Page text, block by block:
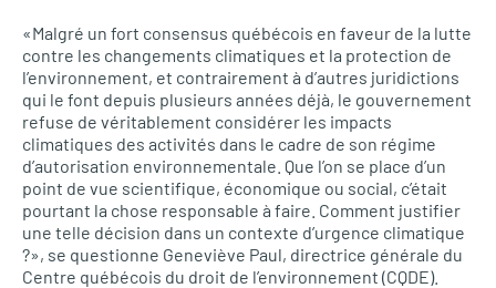
«Malgré un fort consensus québécois en faveur de la lutte
contre les changements climatiques et la protection de
l’environnement, et contrairement à d’autres juridictions
qui le font depuis plusieurs années déjà, le gouvernement
refuse de véritablement considérer les impacts
climatiques des activités dans le cadre de son régime
d’autorisation environnementale. Que l’on se place d’un
point de vue scientifique, économique ou social, c’était
pourtant la chose responsable à faire. Comment justifier
une telle décision dans un contexte d’urgence climatique
?», se questionne Geneviève Paul, directrice générale du
Centre québécois du droit de l’environnement (CQDE).